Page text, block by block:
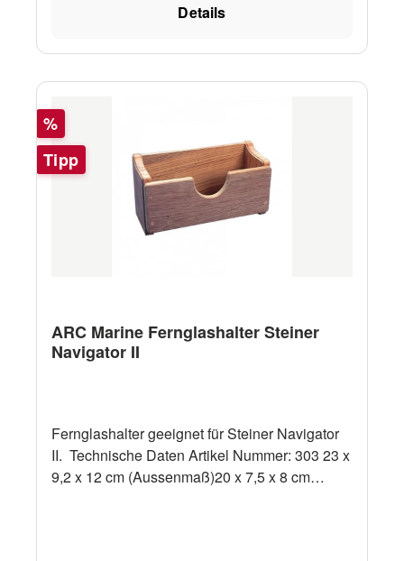
Details
Rabatt
%
Tipp
ARC Marine Fernglashalter Steiner
Navigator II
Fernglashalter geeignet für Steiner Navigator
II. Technische Daten Artikel Nummer: 303 23 x
9,2 x 12 cm (Aussenmaß)20 x 7,5 x 8 cm